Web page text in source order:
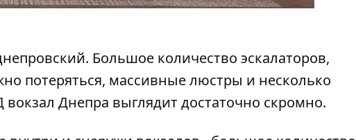
Большое количество эскалаторов,
потеряться, массивные люстры и несколько
Днепра выглядит достаточно скромно.